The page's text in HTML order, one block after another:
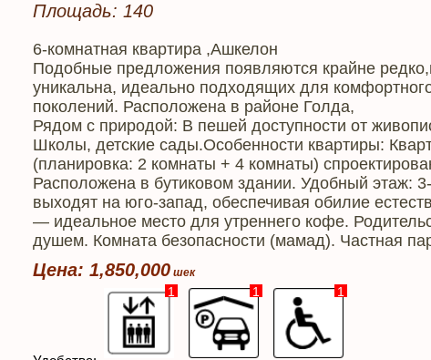
Площадь: 140
6-комнатная квартира ,Ашкелон
Подобные предложения появляются крайне
уникальна, идеально подходящих для
поколений. Расположена в районе Голда,
Рядом с природой: В пешей доступности от
Школы, детские сады.Особенности квартиры:
(планировка: 2 комнаты + 4 комнаты)
Расположена в бутиковом здании. Удобный этаж:
выходят на юго-запад, обеспечивая обилие
— идеальное место для утреннего кофе.
душем. Комната безопасности (мамад). Частная
Цена: 1,850,000
1 1 1